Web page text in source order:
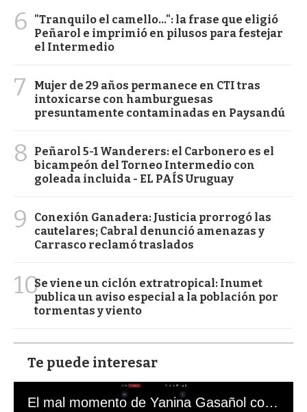
6
"Tranquilo el camello...": la frase que eligió
Peñarol e imprimió en pilusos para festejar
el Intermedio
7
Mujer de 29 años permanece en CTI tras
intoxicarse con hamburguesas
presuntamente contaminadas en Paysandú
8
Peñarol 5-1 Wanderers: el Carbonero es el
bicampeón del Torneo Intermedio con
goleada incluida - EL PAÍS Uruguay
9
Conexión Ganadera: Justicia prorrogó las
cautelares; Cabral denunció amenazas y
Carrasco reclamó traslados
10Se viene un ciclón extratropical: Inumet
publica un aviso especial a la población por
tormentas y viento
Te puede interesar
El mal momento de Yanina Gasañol con un hincha argentino en "Subrayado"